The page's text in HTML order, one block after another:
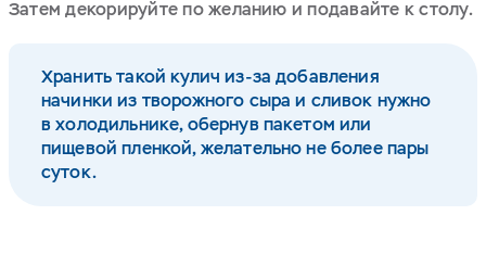
Затем декорируйте по желанию и подавайте к столу.
Хранить такой кулич из-за добавления
начинки из творожного сыра и сливок нужно
в холодильнике, обернув пакетом или
пищевой пленкой, желательно не более пары
суток.